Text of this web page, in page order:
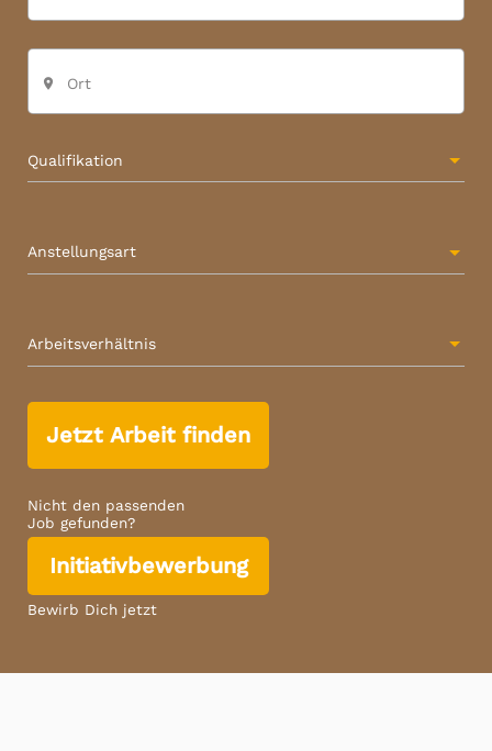
place Ort
Qualifikation
Anstellungsart
Arbeitsverhältnis
Jetzt Arbeit finden
Nicht den passenden
Job gefunden?
Initiativbewerbung
Bewirb Dich jetzt